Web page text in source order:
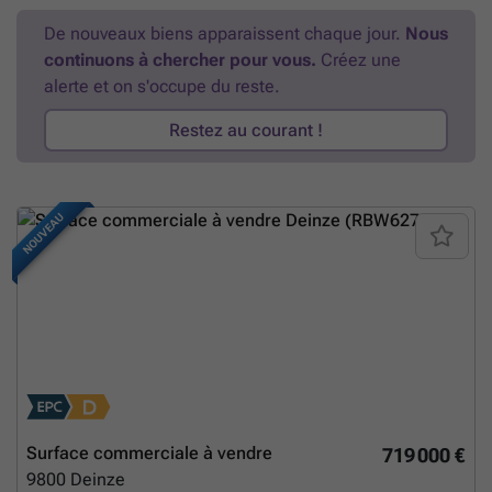
potentiel ? Cette propriété mérite assurément une visite. À vendre
chez Immo Beguin, votre expert immobilier depuis 2009, avec des
agences à Renaix, Waregem, Courtrai, Deinze, Tournai et Lessines.
Plus d'informations ou demande de visite : ###
De nouveaux biens apparaissent chaque jour. Nous
continuons à chercher pour vous. Créez une
alerte et on s'occupe du reste.
Restez au courant !
NOUVEAU
719 000 €
Surface commerciale à vendre
9800 Deinze